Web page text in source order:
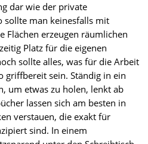
dar wie der private
sollte man keinesfalls mit
Flächen erzeugen räumlichen
Platz für die eigenen
sollte alles, was für die Arbeit
sein. Ständig in ein
um etwas zu holen, lenkt ab
lassen sich am besten in
verstauen, die exakt für
sind. In einem